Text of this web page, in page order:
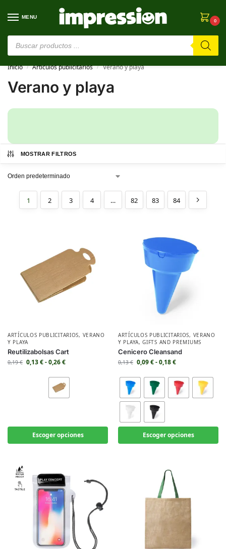
MENU
0
⚠️ Estamos en pruebas. Si algo falla, ¡Perdón!⚠️
Inicio / Artículos publicitarios / Verano y playa
Verano y playa
MOSTRAR FILTROS
1 2 3 4 … 82 83 84
ARTÍCULOS PUBLICITARIOS, VERANO
Y PLAYA
Reutilizabolsas Cart
0,19€ 0,13€-0,26€
Escoger opciones
ARTÍCULOS PUBLICITARIOS, VERANO
Y PLAYA,GIFTS AND PREMIUMS
Cenicero Cleansand
0,13€ 0,09€-0,18€
Escoger opciones